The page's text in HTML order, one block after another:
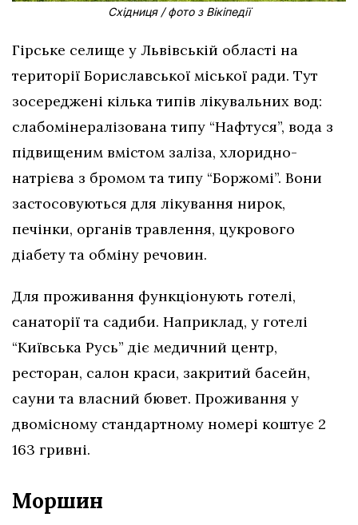
Східниця / фото з Вікіпедії
Гірське селище у Львівській області на
території Бориславської міської ради. Тут
зосереджені кілька типів лікувальних вод:
слабомінералізована типу “Нафтуся”, вода з
підвищеним вмістом заліза, хлоридно-
натрієва з бромом та типу “Боржомі”. Вони
застосовуються для лікування нирок,
печінки, органів травлення, цукрового
діабету та обміну речовин.
Для проживання функціонують готелі,
санаторії та садиби. Наприклад, у готелі
“Київська Русь” діє медичний центр,
ресторан, салон краси, закритий басейн,
сауни та власний бювет. Проживання у
двомісному стандартному номері коштує 2
163 гривні.
Моршин